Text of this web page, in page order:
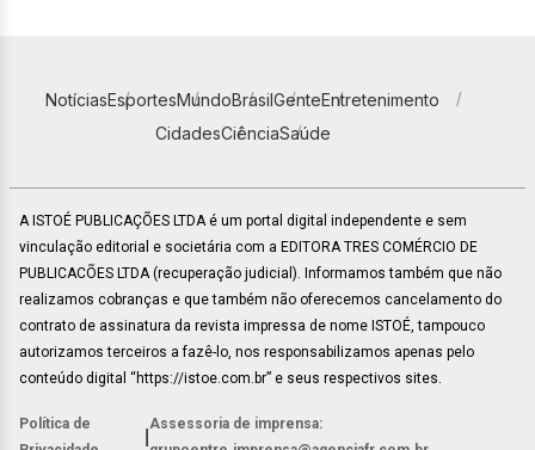
NotíciasEsportesMundoBrasilGenteEntretenimento
CidadesCiênciaSaúde
A ISTOÉ PUBLICAÇÕES LTDA é um portal digital independente e sem
vinculação editorial e societária com a EDITORA TRES COMÉRCIO DE
PUBLICACÕES LTDA (recuperação judicial). Informamos também que não
realizamos cobranças e que também não oferecemos cancelamento do
contrato de assinatura da revista impressa de nome ISTOÉ, tampouco
autorizamos terceiros a fazê-lo, nos responsabilizamos apenas pelo
conteúdo digital “https://istoe.com.br” e seus respectivos sites.
Política de
Assessoria de imprensa: